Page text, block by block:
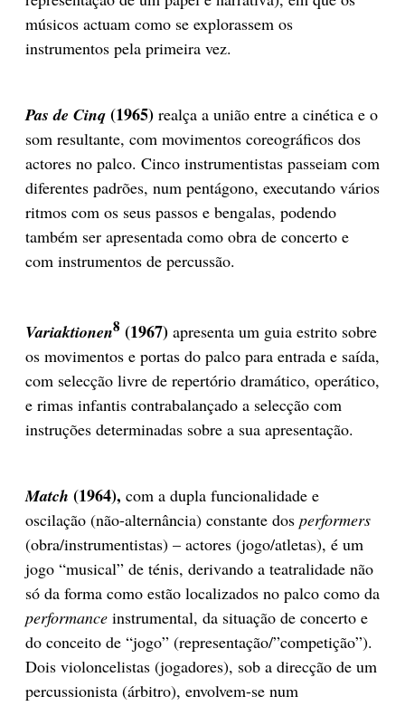
músicos actuam como se explorassem os
instrumentos pela primeira vez.
Pas de Cinq (1965) realça a união entre a cinética e o
som resultante, com movimentos coreográficos dos
actores no palco. Cinco instrumentistas passeiam com
diferentes padrões, num pentágono, executando vários
ritmos com os seus passos e bengalas, podendo
também ser apresentada como obra de concerto e
com instrumentos de percussão.
Variaktionen8 (1967) apresenta um guia estrito sobre
os movimentos e portas do palco para entrada e saída,
com selecção livre de repertório dramático, operático,
e rimas infantis contrabalançado a selecção com
instruções determinadas sobre a sua apresentação.
Match (1964), com a dupla funcionalidade e
oscilação (não-alternância) constante dos performers
(obra/instrumentistas) – actores (jogo/atletas), é um
jogo “musical” de ténis, derivando a teatralidade não
só da forma como estão localizados no palco como da
performance instrumental, da situação de concerto e
do conceito de “jogo” (representação/”competição”).
Dois violoncelistas (jogadores), sob a direcção de um
percussionista (árbitro), envolvem-se num